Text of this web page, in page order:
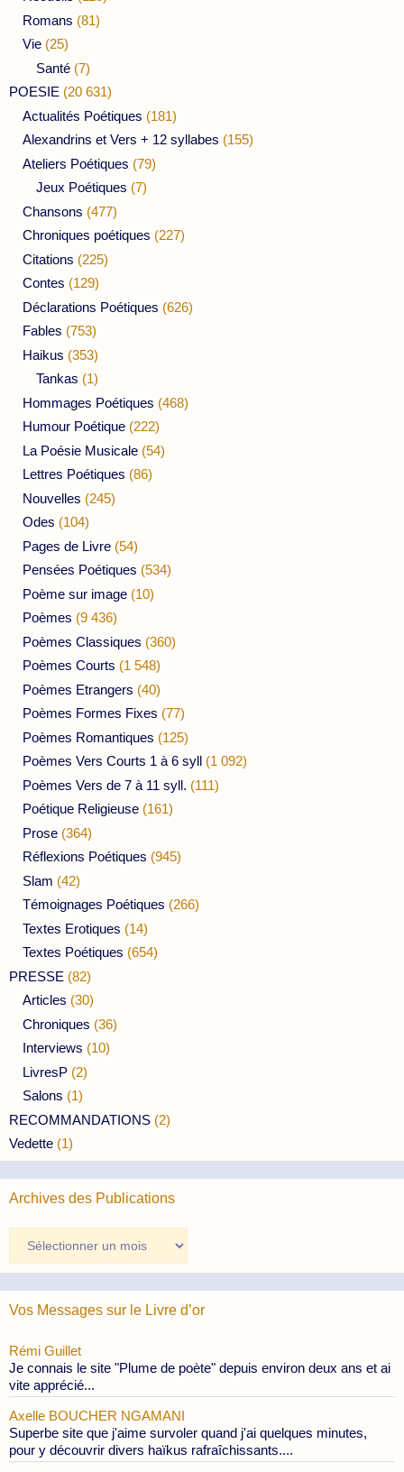
Romans (81)
Vie (25)
Santé (7)
POESIE (20 631)
Actualités Poétiques (181)
Alexandrins et Vers + 12 syllabes (155)
Ateliers Poétiques (79)
Jeux Poétiques (7)
Chansons (477)
Chroniques poétiques (227)
Citations (225)
Contes (129)
Déclarations Poétiques (626)
Fables (753)
Haikus (353)
Tankas (1)
Hommages Poétiques (468)
Humour Poétique (222)
La Poésie Musicale (54)
Lettres Poétiques (86)
Nouvelles (245)
Odes (104)
Pages de Livre (54)
Pensées Poétiques (534)
Poème sur image (10)
Poèmes (9 436)
Poèmes Classiques (360)
Poèmes Courts (1 548)
Poèmes Etrangers (40)
Poèmes Formes Fixes (77)
Poèmes Romantiques (125)
Poèmes Vers Courts 1 à 6 syll (1 092)
Poèmes Vers de 7 à 11 syll. (111)
Poétique Religieuse (161)
Prose (364)
Réflexions Poétiques (945)
Slam (42)
Témoignages Poétiques (266)
Textes Erotiques (14)
Textes Poétiques (654)
PRESSE (82)
Articles (30)
Chroniques (36)
Interviews (10)
LivresP (2)
Salons (1)
RECOMMANDATIONS (2)
Vedette (1)
Archives des Publications
des
Publications
Vos Messages sur le Livre d’or
Rémi Guillet
Je connais le site "Plume de poète" depuis environ deux ans et ai
vite apprécié...
Axelle BOUCHER NGAMANI
Superbe site que j'aime survoler quand j'ai quelques minutes,
pour y découvrir divers haïkus rafraîchissants....